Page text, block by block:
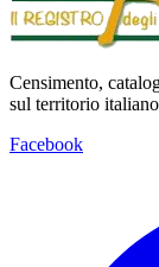
Censimento,
sul territorio
Facebook